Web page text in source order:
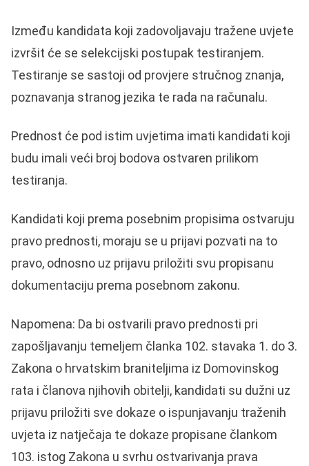
Između kandidata koji zadovoljavaju tražene uvjete
izvršit će se selekcijski postupak testiranjem.
Testiranje se sastoji od provjere stručnog znanja,
poznavanja stranog jezika te rada na računalu.
Prednost će pod istim uvjetima imati kandidati koji
budu imali veći broj bodova ostvaren prilikom
testiranja.
Kandidati koji prema posebnim propisima ostvaruju
pravo prednosti, moraju se u prijavi pozvati na to
pravo, odnosno uz prijavu priložiti svu propisanu
dokumentaciju prema posebnom zakonu.
Napomena: Da bi ostvarili pravo prednosti pri
zapošljavanju temeljem članka 102. stavaka 1. do 3.
Zakona o hrvatskim braniteljima iz Domovinskog
rata i članova njihovih obitelji, kandidati su dužni uz
prijavu priložiti sve dokaze o ispunjavanju traženih
uvjeta iz natječaja te dokaze propisane člankom
103. istog Zakona u svrhu ostvarivanja prava